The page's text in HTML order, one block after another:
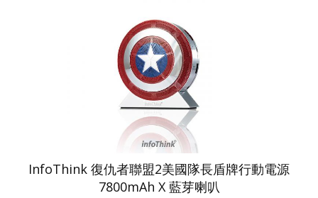
InfoThink 復仇者聯盟2美國隊長盾牌行動電源
7800mAh X 藍芽喇叭